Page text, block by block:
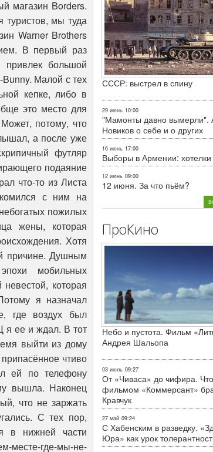
СССР: выстрел в спину
29 июнь 10:00
"Мамонты давно вымерли".
Новиков о себе и о других
16 июнь 17:00
Выборы в Армении: хотелки
12 июнь 09:00
12 июня. За что пьём?
ПроКино
Небо и пустота. Фильм
Андрея Шальопа
03 июль 09:27
От «Чиваса» до чифира.
фильмом «Коммерсант»
Кравчук
27 май 09:24
С Хабенским в разведку.
Юра» как урок